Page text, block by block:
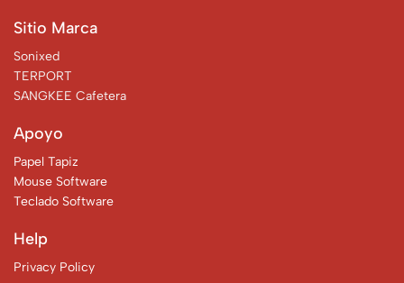
Sitio Marca
Sonixed
TERPORT
SANGKEE Cafetera
Apoyo
Papel Tapiz
Mouse Software
Teclado Software
Help
Privacy Policy